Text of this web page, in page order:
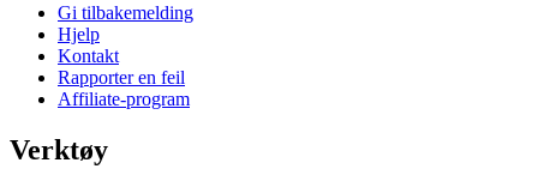
Gi tilbakemelding
Hjelp
Kontakt
Rapporter en feil
Affiliate-program
Verktøy